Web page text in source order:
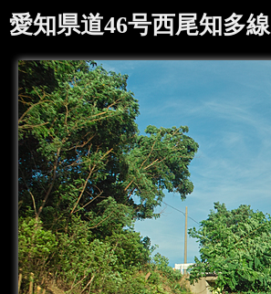
愛知県道46号西尾知多線